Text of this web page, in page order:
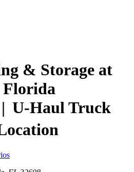
& Storage at
| U-Haul Truck